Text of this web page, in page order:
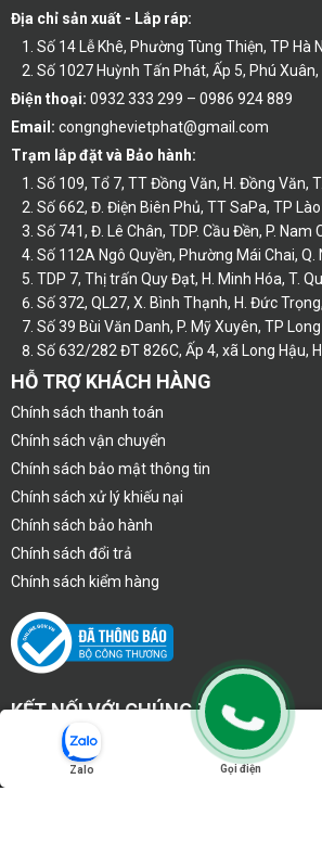
Địa chỉ sản xuất - Lắp ráp:
Số 14 Lễ Khê, Phường Tùng Thiện, TP Hà
Số 1027 Huỳnh Tấn Phát, Ấp 5, Phú Xuân,
Điện thoại: 0932 333 299 – 0986 924 889
Email: congnghevietphat@gmail.com
Trạm lắp đặt và Bảo hành:
Số 109, Tổ 7, TT Đồng Văn, H. Đồng Văn,
Số 662, Đ. Điện Biên Phủ, TT SaPa, TP Lào
Số 741, Đ. Lê Chân, TDP. Cầu Đền, P. Nam
Số 112A Ngô Quyền, Phường Mái Chai, Q.
TDP 7, Thị trấn Quy Đạt, H. Minh Hóa, T.
Số 372, QL27, X. Bình Thạnh, H. Đức
Số 39 Bùi Văn Danh, P. Mỹ Xuyên, TP
Số 632/282 ĐT 826C, Ấp 4, xã Long Hậu,
HỖ TRỢ KHÁCH HÀNG
Chính sách thanh toán
Chính sách vận chuyển
Chính sách bảo mật thông tin
Chính sách xử lý khiếu nại
Chính sách bảo hành
Chính sách đổi trả
Chính sách kiểm hàng
KẾT NỐI VỚI CHÚNG TÔI
Zalo Gọi điện